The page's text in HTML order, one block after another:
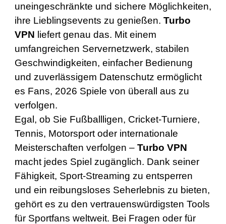
uneingeschränkte und sichere Möglichkeiten,
ihre Lieblingsevents zu genießen. Turbo
VPN liefert genau das. Mit einem
umfangreichen Servernetzwerk, stabilen
Geschwindigkeiten, einfacher Bedienung
und zuverlässigem Datenschutz ermöglicht
es Fans, 2026 Spiele von überall aus zu
verfolgen.
Egal, ob Sie Fußballligen, Cricket-Turniere,
Tennis, Motorsport oder internationale
Meisterschaften verfolgen – Turbo VPN
macht jedes Spiel zugänglich. Dank seiner
Fähigkeit, Sport-Streaming zu entsperren
und ein reibungsloses Seherlebnis zu bieten,
gehört es zu den vertrauenswürdigsten Tools
für Sportfans weltweit. Bei Fragen oder für